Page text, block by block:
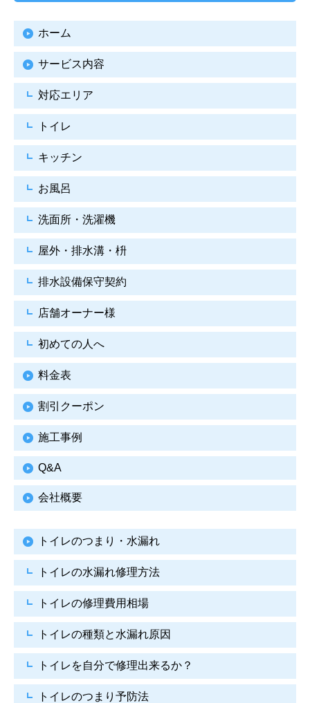
ホーム
サービス内容
対応エリア
トイレ
キッチン
お風呂
洗面所・洗濯機
屋外・排水溝・枡
排水設備保守契約
店舗オーナー様
初めての人へ
料金表
割引クーポン
施工事例
Q&A
会社概要
トイレのつまり・水漏れ
トイレの水漏れ修理方法
トイレの修理費用相場
トイレの種類と水漏れ原因
トイレを自分で修理出来るか？
トイレのつまり予防法